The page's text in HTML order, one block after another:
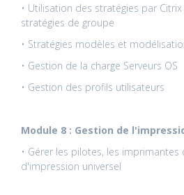
• Utilisation des stratégies par
stratégies de groupe
• Stratégies modèles et
• Gestion de la charge Serveurs OS
• Gestion des profils utilisateurs
Module 8 : Gestion de
• Gérer les pilotes, les imprimantes
d'impression universel